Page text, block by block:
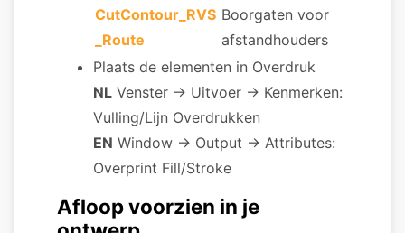
CutContour_RVS
_Route
Boorgaten voor
afstandhouders
Plaats de elementen in Overdruk
NL Venster → Uitvoer → Kenmerken:
Vulling/Lijn Overdrukken
EN Window → Output → Attributes:
Overprint Fill/Stroke
Afloop voorzien in je